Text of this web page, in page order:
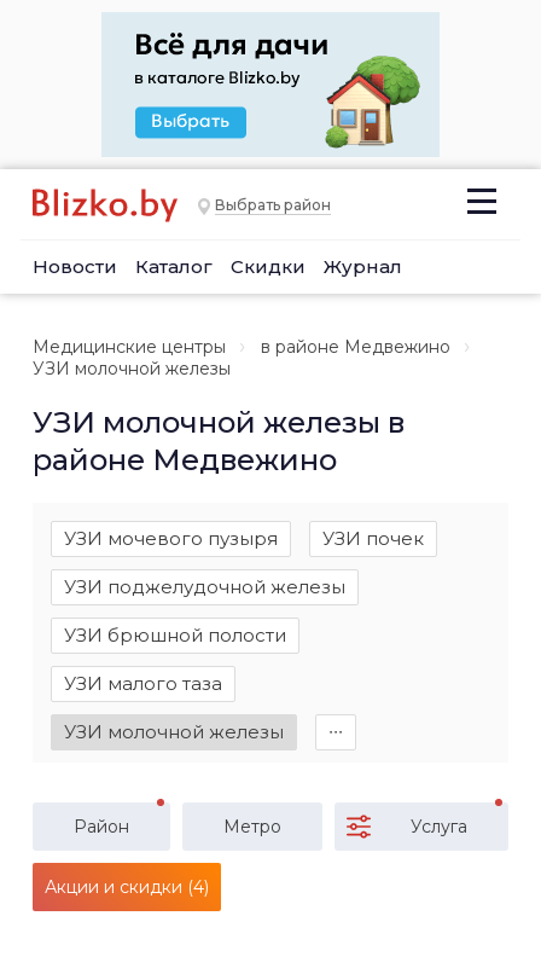
Выбрать район
Новости Каталог Скидки Журнал
Медицинские центры
в районе Медвежино
УЗИ молочной железы
УЗИ молочной железы в
районе Медвежино
УЗИ мочевого пузыря УЗИ почек
УЗИ поджелудочной железы
УЗИ брюшной полости
УЗИ малого таза
УЗИ молочной железы ∙∙∙
Район Метро Услуга
Акции и скидки (4)